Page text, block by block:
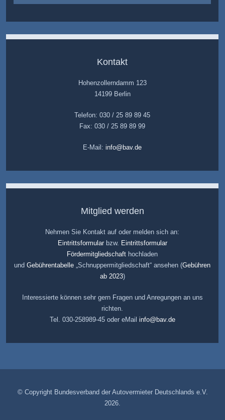
Kontakt
Hohenzollerndamm 123
14199 Berlin
Telefon: 030 / 25 89 89 45
Fax: 030 / 25 89 89 99
E-Mail: info@bav.de
Mitglied werden
Nehmen Sie Kontakt auf oder melden sich an:
Eintrittsformularbzw. Eintrittsformular
Fördermitgliedschaft hochladen
und Gebührentabelle „Schnuppermitgliedschaft“ ansehen (Gebühren
ab 2023)
Interessierte können sehr gern Fragen und Anregungen an uns
richten.
Tel. 030-258989-45 oder eMail info@bav.de
© Copyright Bundesverband der Autovermieter Deutschlands e.V.
2026.